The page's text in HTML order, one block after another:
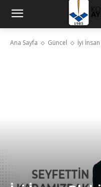
Ana Sayfa Güncel İyi